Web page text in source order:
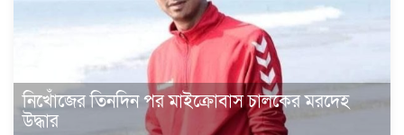
নিখোঁজের তিনদিন পর মাইক্রোবাস চালকের মরদেহ
উদ্ধার